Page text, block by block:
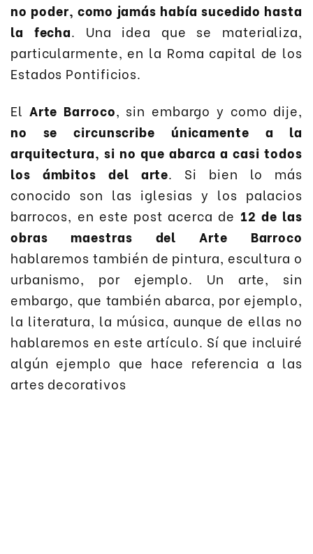
no poder, como jamás había sucedido hasta
la fecha. Una idea que se materializa,
particularmente, en la Roma capital de los
Estados Pontificios.
El Arte Barroco, sin embargo y como dije,
no se circunscribe únicamente a la
arquitectura, si no que abarca a casi todos
los ámbitos del arte. Si bien lo más
conocido son las iglesias y los palacios
barrocos, en este post acerca de 12 de las
obras maestras del Arte Barroco
hablaremos también de pintura, escultura o
urbanismo, por ejemplo. Un arte, sin
embargo, que también abarca, por ejemplo,
la literatura, la música, aunque de ellas no
hablaremos en este artículo. Sí que incluiré
algún ejemplo que hace referencia a las
artes decorativos